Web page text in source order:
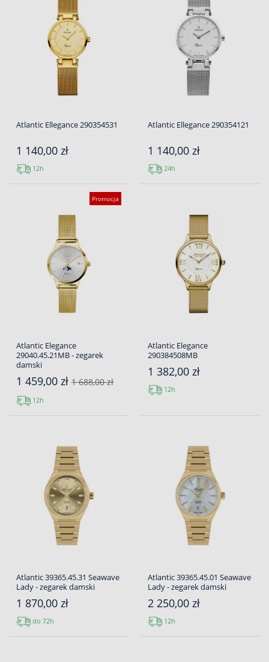
Atlantic Ellegance 290354531
1 140,00 zł
12h
Atlantic Ellegance 290354121
1 140,00 zł
24h
Promocja
Atlantic Elegance
29040.45.21MB - zegarek
damski
1 459,00 zł 1 688,00 zł
12h
Atlantic Elegance
290384508MB
1 382,00 zł
12h
Atlantic 39365.45.31 Seawave
Lady - zegarek damski
1 870,00 zł
do 72h
Atlantic 39365.45.01 Seawave
Lady - zegarek damski
2 250,00 zł
12h